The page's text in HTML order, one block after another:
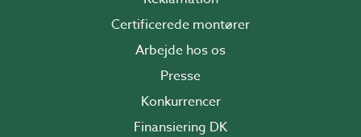
Certificerede montører
Arbejde hos os
Presse
Konkurrencer
Finansiering DK